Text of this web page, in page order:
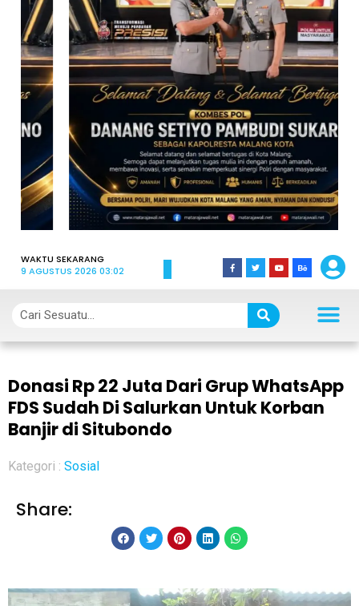
WAKTU SEKARANG
9 AGUSTUS 2026 03:02
Donasi Rp 22 Juta Dari Grup WhatsApp
FDS Sudah Di Salurkan Untuk Korban
Banjir di Situbondo
Kategori : Sosial
Share: